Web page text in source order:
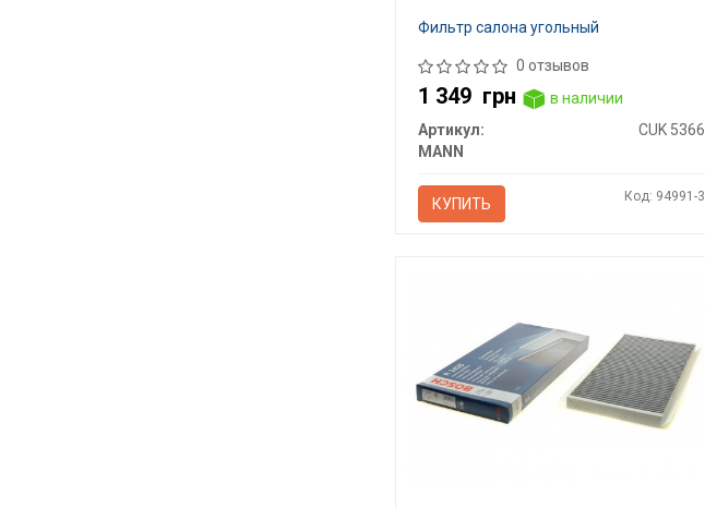
Фильтр салона угольный
0 отзывов
1 349 грн
в наличии
Артикул:
CUK 5366
MANN
КУПИТЬ Код: 94991-3